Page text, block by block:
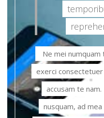
Ne mei
exerci
accusam te
nusquam, ad